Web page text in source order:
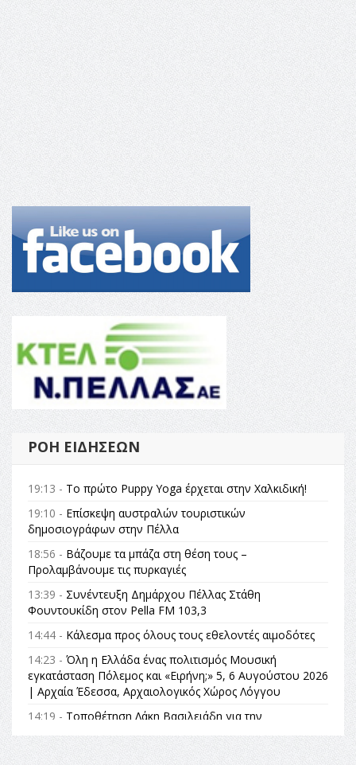
ΡΟΉ ΕΙΔΉΣΕΩΝ
19:13 - Το πρώτο Puppy Yoga έρχεται στην Χαλκιδική!
19:10 - Επίσκεψη αυστραλών τουριστικών
δημοσιογράφων στην Πέλλα
18:56 - Βάζουμε τα μπάζα στη θέση τους –
Προλαμβάνουμε τις πυρκαγιές
13:39 - Συνέντευξη Δημάρχου Πέλλας Στάθη
Φουντουκίδη στον Pella FM 103,3
14:44 - Κάλεσμα προς όλους τους εθελοντές αιμοδότες
14:23 - Όλη η Ελλάδα ένας πολιτισμός Μουσική
εγκατάσταση Πόλεμος και «Ειρήνη;» 5, 6 Αυγούστου 2026
| Αρχαία Έδεσσα, Αρχαιολογικός Χώρος Λόγγου
14:19 - Τοποθέτηση Λάκη Βασιλειάδη για την
Αναθεώρηση του Συντάγματος: «Σε τέτοιες κορυφαίες
θεσμικές διαδικασίες υπάρχει μόνο η ευθύνη απέναντι